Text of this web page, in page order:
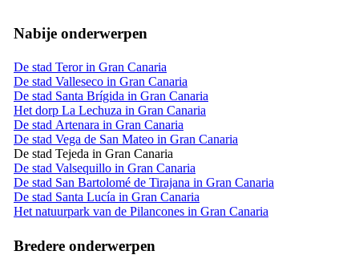
Nabije onderwerpen
De stad Teror in Gran Canaria
De stad Valleseco in Gran Canaria
De stad Santa Brígida in Gran Canaria
Het dorp La Lechuza in Gran Canaria
De stad Artenara in Gran Canaria
De stad Vega de San Mateo in Gran Canaria
De stad Tejeda in Gran Canaria
De stad Valsequillo in Gran Canaria
De stad San Bartolomé de Tirajana in Gran Canaria
De stad Santa Lucía in Gran Canaria
Het natuurpark van de Pilancones in Gran Canaria
Bredere onderwerpen